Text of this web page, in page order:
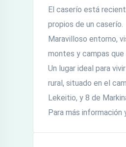
El caserío está
propios de un caserío.
Maravilloso entorno,
montes y campas
Un lugar ideal para
rural, situado en el
Lekeitio, y 8 de
Para más